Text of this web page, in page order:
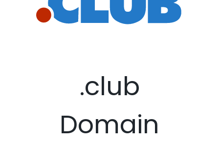
.club
Domain